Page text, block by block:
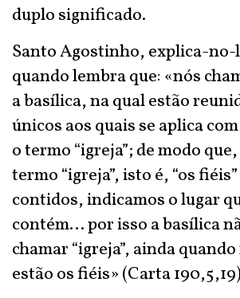
duplo significado.
Santo Agostinho, explica-no-
quando lembra que: «nós
a basílica, na qual estão
únicos aos quais se aplica
o termo “igreja”; de modo
termo “igreja”, isto é, “os
contidos, indicamos o lugar
contém... por isso a basílica
chamar “igreja”, ainda
estão os fiéis» (Carta